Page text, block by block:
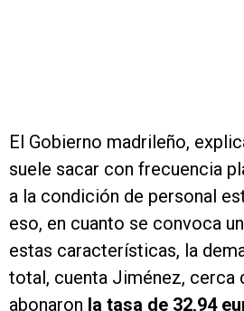
El Gobierno madrileño,
suele sacar con frecuencia
a la condición de personal
eso, en cuanto se convoca
estas características, la
total, cuenta Jiménez, cerca
abonaron la tasa de 32,94